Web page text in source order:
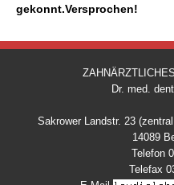
gekonnt.Versprochen!
Dr. med.
Sakrower Landstr. 23
14089
Telefon
Telefax